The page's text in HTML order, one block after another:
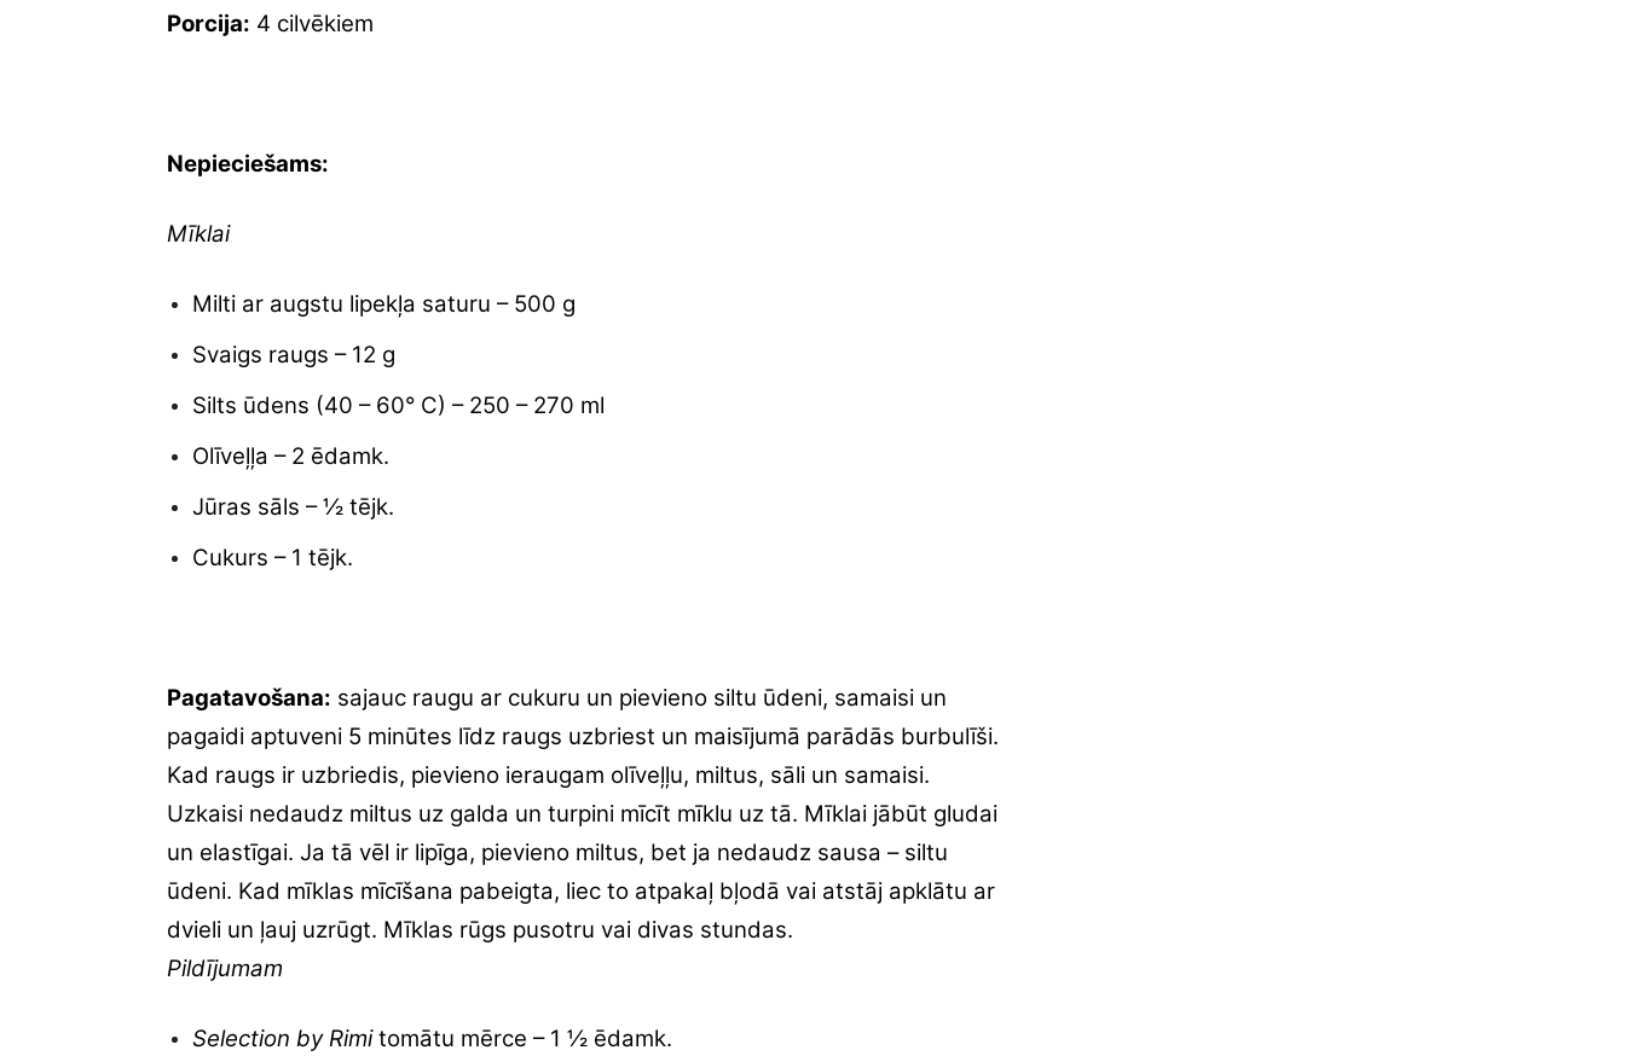
Porcija: 4 cilvēkiem
Nepieciešams:
Mīklai
Milti ar augstu lipekļa saturu – 500 g
Svaigs raugs – 12 g
Silts ūdens (40 – 60° C) – 250 – 270 ml
Olīveļļa – 2 ēdamk.
Jūras sāls – ½ tējk.
Cukurs – 1 tējk.
Pagatavošana: sajauc raugu ar cukuru un pievieno siltu ūdeni, samaisi un
pagaidi aptuveni 5 minūtes līdz raugs uzbriest un maisījumā parādās burbulīši.
Kad raugs ir uzbriedis, pievieno ieraugam olīveļļu, miltus, sāli un samaisi.
Uzkaisi nedaudz miltus uz galda un turpini mīcīt mīklu uz tā. Mīklai jābūt gludai
un elastīgai. Ja tā vēl ir lipīga, pievieno miltus, bet ja nedaudz sausa – siltu
ūdeni. Kad mīklas mīcīšana pabeigta, liec to atpakaļ bļodā vai atstāj apklātu ar
dvieli un ļauj uzrūgt. Mīklas rūgs pusotru vai divas stundas.
Pildījumam
Selection by Rimitomātu mērce – 1 ½ ēdamk.